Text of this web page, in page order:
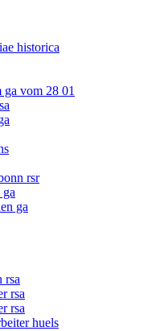
historica
vom 28 01
rsr
ga
ga
rsa
rsa
rsa
huels